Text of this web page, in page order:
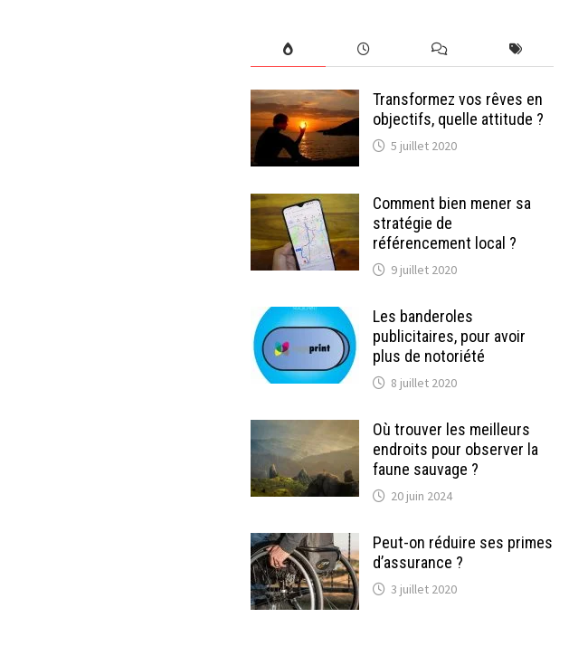
Transformez vos rêves en
objectifs, quelle attitude ?
5 juillet 2020
Comment bien mener sa
stratégie de
référencement local ?
9 juillet 2020
Les banderoles
publicitaires, pour avoir
plus de notoriété
8 juillet 2020
Où trouver les meilleurs
endroits pour observer la
faune sauvage ?
20 juin 2024
Peut-on réduire ses primes
d’assurance ?
3 juillet 2020